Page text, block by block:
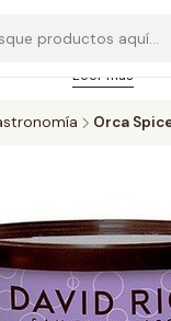
atención hasta las 14 hrs.
Santiago por
sábados y domingos
Leer más
Orca